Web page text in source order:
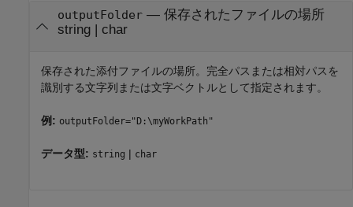
outputFolder— 保存されたファイルの場所
string| char
保存された添付ファイルの場所。完全パスまたは相対パスを
識別する文字列または文字ベクトルとして指定されます。
例: outputFolder="D:\myWorkPath"
データ型: string | char